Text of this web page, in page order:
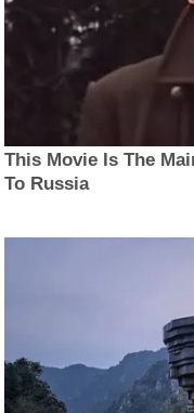
This Movie Is The
To Russia